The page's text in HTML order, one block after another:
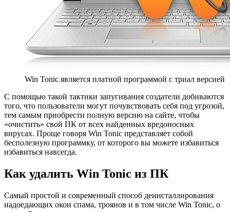
Win Tonic является платной программой с триал версией
С помощью такой тактики запугивания создатели добиваются
того, что пользователи могут почувствовать себя под угрозой,
тем самым приобрести полную версию на сайте, чтобы
«очистить» свой ПК от всех найденных вредоносных
вирусах. Проще говоря Win Tonic представляет собой
бесполезную программку, от которого вы можете избавиться
избавиться навсегда.
Как удалить Win Tonic из ПК
Самый простой и современный способ деинсталлирования
надоедающих окон спама, троянов и в том числе Win Tonic, о